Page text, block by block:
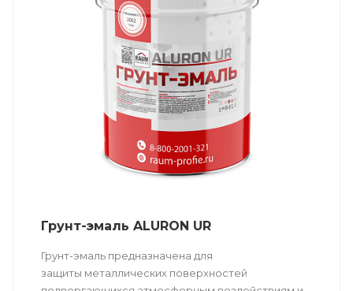
Грунт-эмаль ALURON UR
Грунт-эмаль предназначена для
защиты металлических поверхностей